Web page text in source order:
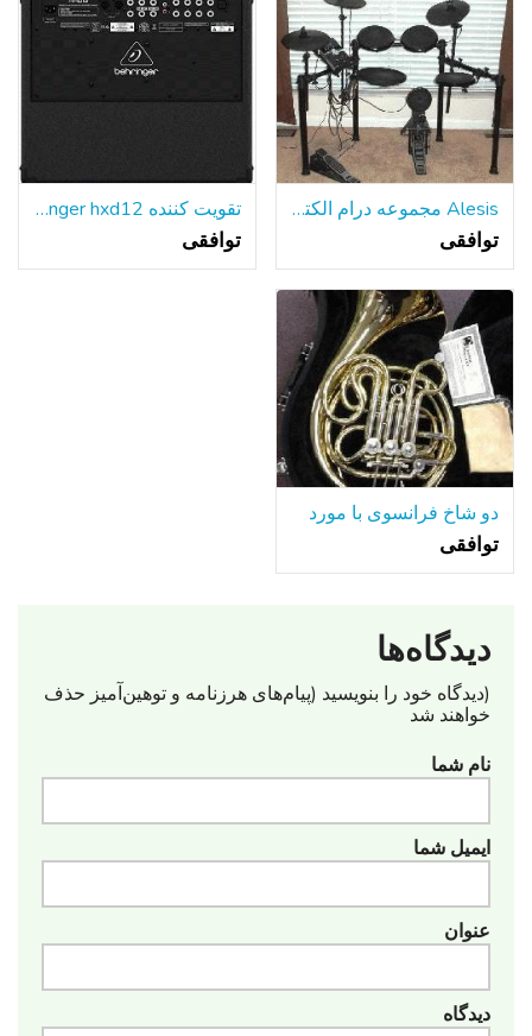
Alesis مجموعه درام الکترونیکی
توافقی
تقویت کننده behringer hxd12
توافقی
دو شاخ فرانسوی با مورد
توافقی
دیدگاه‌ها
(دیدگاه خود را بنویسید (پیام‌های هرزنامه‌ و توهین‌آمیز حذف
خواهند شد
نام شما
ایمیل شما
عنوان
دیدگاه